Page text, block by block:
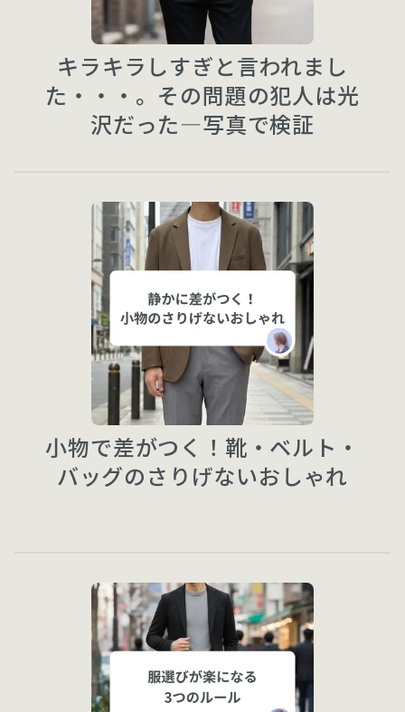
キラキラしすぎと言われまし
た・・・。その問題の犯人は光
沢だった—写真で検証
小物で差がつく！靴・ベルト・
バッグのさりげないおしゃれ